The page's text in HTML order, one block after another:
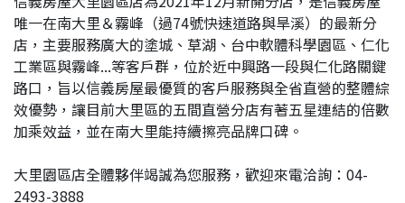
唯一在南大里＆霧峰（過74號快速道路與旱溪）的最新分
店，主要服務廣大的塗城、草湖、台中軟體科學園區、仁化
工業區與霧峰...等客戶群，位於近中興路一段與仁化路關鍵
路口，旨以信義房屋最優質的客戶服務與全省直營的整體綜
效優勢，讓目前大里區的五間直營分店有著五星連結的倍數
加乘效益，並在南大里能持續擦亮品牌口碑。
大里園區店全體夥伴竭誠為您服務，歡迎來電洽詢：04-
2493-3888